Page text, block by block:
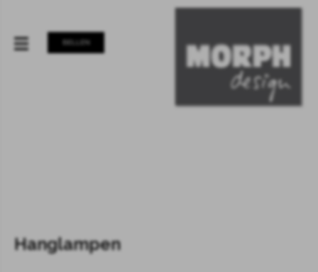
BELLEN
Hanglampen